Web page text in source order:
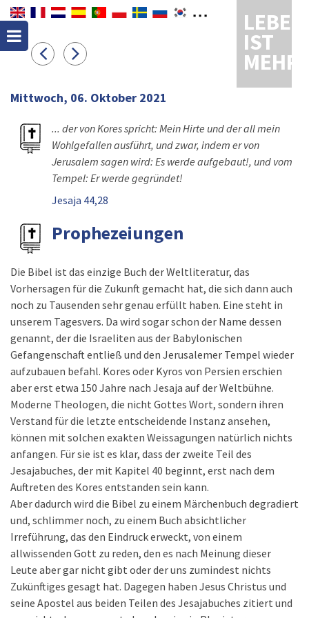
LEBEN
IST
MEHR
Mittwoch, 06. Oktober 2021
... der von Kores spricht: Mein Hirte und der all mein
Wohlgefallen ausführt, und zwar, indem er von
Jerusalem sagen wird: Es werde aufgebaut!, und vom
Tempel: Er werde gegründet!
Jesaja 44,28
Prophezeiungen
Die Bibel ist das einzige Buch der Weltliteratur, das
Vorhersagen für die Zukunft gemacht hat, die sich dann auch
noch zu Tausenden sehr genau erfüllt haben. Eine steht in
unserem Tagesvers. Da wird sogar schon der Name dessen
genannt, der die Israeliten aus der Babylonischen
Gefangenschaft entließ und den Jerusalemer Tempel wieder
aufzubauen befahl. Kores oder Kyros von Persien erschien
aber erst etwa 150 Jahre nach Jesaja auf der Weltbühne.
Moderne Theologen, die nicht Gottes Wort, sondern ihren
Verstand für die letzte entscheidende Instanz ansehen,
können mit solchen exakten Weissagungen natürlich nichts
anfangen. Für sie ist es klar, dass der zweite Teil des
Jesajabuches, der mit Kapitel 40 beginnt, erst nach dem
Auftreten des Kores entstanden sein kann.
Aber dadurch wird die Bibel zu einem Märchenbuch degradiert
und, schlimmer noch, zu einem Buch absichtlicher
Irreführung, das den Eindruck erweckt, von einem
allwissenden Gott zu reden, den es nach Meinung dieser
Leute aber gar nicht gibt oder der uns zumindest nichts
Zukünftiges gesagt hat. Dagegen haben Jesus Christus und
seine Apostel aus beiden Teilen des Jesajabuches zitiert und